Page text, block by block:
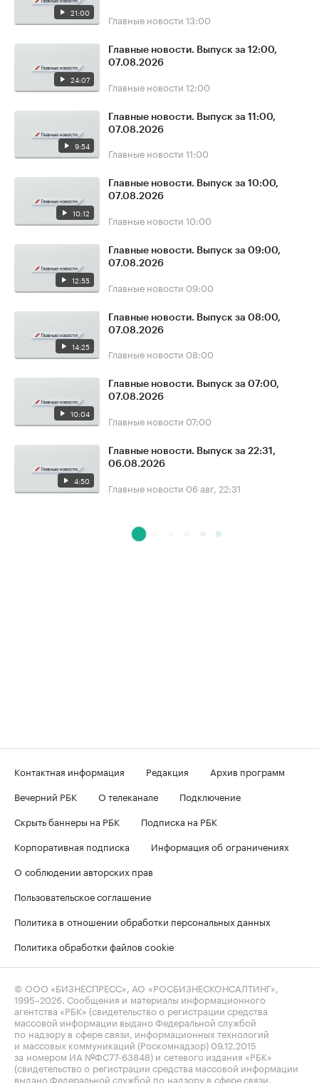
21:00 Главные новости 13:00
24:07
Главные новости. Выпуск за 12:00,
07.08.2026
Главные новости 12:00
9:54
Главные новости. Выпуск за 11:00,
07.08.2026
Главные новости 11:00
10:12
Главные новости. Выпуск за 10:00,
07.08.2026
Главные новости 10:00
12:55
Главные новости. Выпуск за 09:00,
07.08.2026
Главные новости 09:00
14:25
Главные новости. Выпуск за 08:00,
07.08.2026
Главные новости 08:00
10:04
Главные новости. Выпуск за 07:00,
07.08.2026
Главные новости 07:00
4:50
Главные новости. Выпуск за 22:31,
06.08.2026
Главные новости 06 авг, 22:31
Контактная информация Редакция
Архив программ
Вечерний РБК
О телеканале
Подключение
Скрыть баннеры на РБК
Подписка на РБК
Корпоративная подписка
Информация об ограничениях
О соблюдении авторских прав
Пользовательское соглашение
Политика в отношении обработки персональных данных
Политика обработки файлов cookie
© ООО «БИЗНЕСПРЕСС», АО «РОСБИЗНЕСКОНСАЛТИНГ»,
1995–2026 . Сообщения и материалы информационного
агентства «РБК» (свидетельство о регистрации средства
массовой информации выдано Федеральной службой
по надзору в сфере связи, информационных технологий
и массовых коммуникаций (Роскомнадзор) 09.12.2015
за номером ИА №ФС77-63848) и сетевого издания «РБК»
(свидетельство о регистрации средства массовой информации
выдано Федеральной службой по надзору в сфере связи,